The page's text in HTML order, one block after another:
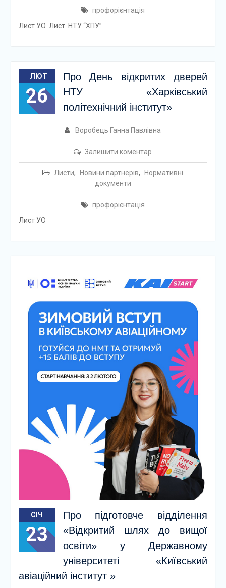
профорієнтація
Лист УО Лист НТУ “ХПУ”
ЛЮТ
26
Про День відкритих дверей
НТУ «Харківський
політехнічний інститут»
Воробець Ганна Павлівна
Залишити коментар
Листи, Новини партнерів,
Нормативні
документи
профорієнтація
Лист УО
СІЧ
23
Про підготовче відділення
«Відкритий шлях до вищої
освіти» у Державному
університеті «Київський
авіаційний інститут »